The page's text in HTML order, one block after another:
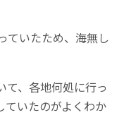
ていたため、海無し
て、各地何処に行っ
ていたのがよくわか